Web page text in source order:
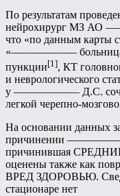
По результатам
нейрохирург МЗ АО
что «по данным карты
«—————— больница»,
пункции[1], КТ
и неврологического
у —————— Д.С.
легкой черепно-
На основании данных
причинении
причинившая
оценены также как
ВРЕД ЗДОРОВЬЮ.
стационаре нет